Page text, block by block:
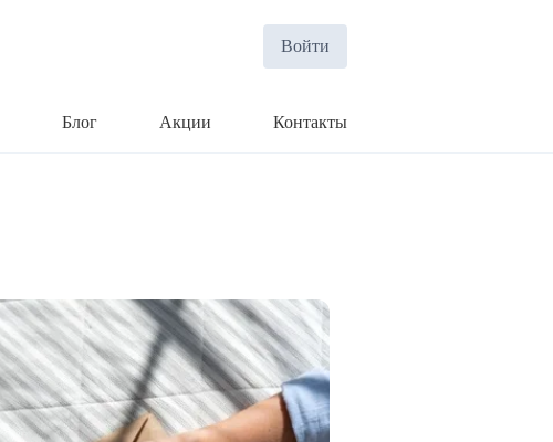
Войти
Блог Акции Контакты